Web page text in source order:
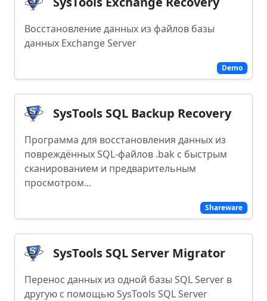
Demo
Восстановление данных из файлов базы
данных Exchange Server
Shareware
SysTools SQL Backup Recovery
Программа для восстановления данных из
повреждённых SQL-файлов .bak с быстрым
сканированием и предварительным
просмотром...
SysTools SQL Server Migrator
Перенос данных из одной базы SQL Server в
другую с помощью SysTools SQL Server